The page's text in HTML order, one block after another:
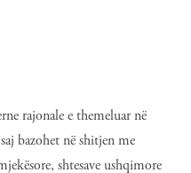
rajonale e themeluar në
bazohet në shitjen me
shtesave ushqimore